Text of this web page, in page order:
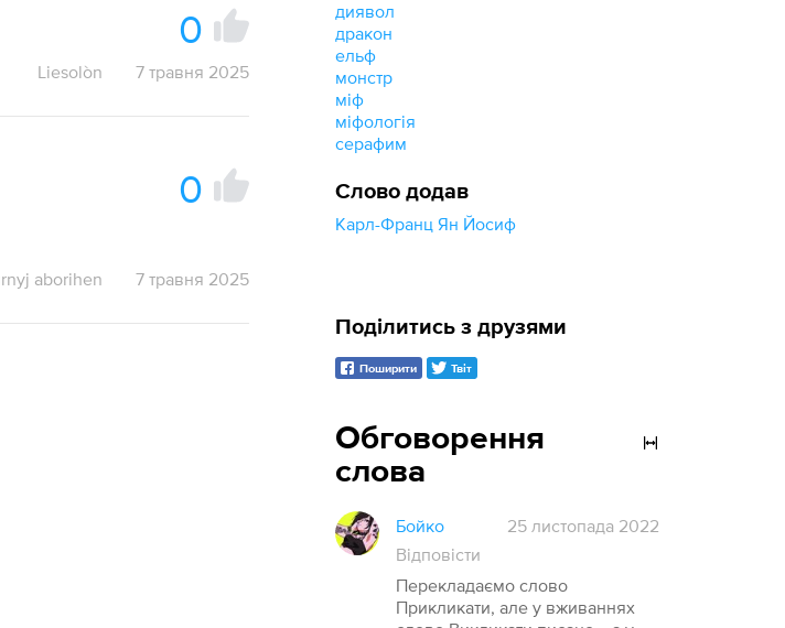
диявол
дракон
ельф
монстр
міф
міфологія
серафим
Слово додав
Карл-Франц Ян Йосиф
0
Liesolòn 7 травня 2025
0
aborihen 7 травня 2025
Обговорення
слова
Бойко
25 листопада 2022
Відповісти
Перекладаємо слово
Прикликати, але у вживаннях
Поділитись з друзями
Поширити Твіт